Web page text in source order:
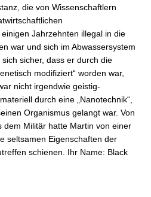
die von Wissenschaftlern
Jahrzehnten illegal in die
war und sich im Abwassersystem
sicher, dass er durch die
modifiziert“ worden war,
nicht irgendwie geistig-
durch eine „Nanotechnik“,
Organismus gelangt war. Von
dem Militär hatte Martin von einer
seltsamen Eigenschaften der
schienen. Ihr Name: Black